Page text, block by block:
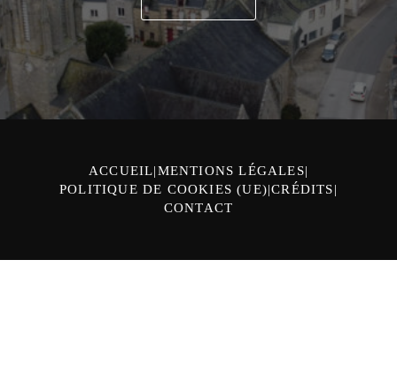
ACCUEIL MENTIONS LÉGALES
POLITIQUE DE COOKIES (UE) CRÉDITS
CONTACT